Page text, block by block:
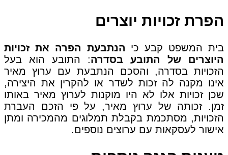
הפרת זכויות יוצרים
בית המשפט קבע כי הנתבעת הפרה את זכויות
היוצרים של התובע בסדרה: התובע הוא בעל
הזכויות בסדרה, והסכם הנתבעת עם ערוץ מאיר
אינו מקנה לה זכות לשדר או להקרין את היצירה,
שכן זכויות אלו לא היו מוקנות לערוץ מאיר באותו
זמן. זכותה של ערוץ מאיר, על פי הזכם העברת
הזכויות, מסתכמת בקבלת תמלוגים מהמכירה ומתן
אישור לעסקאות עם ערוצים נוספים.